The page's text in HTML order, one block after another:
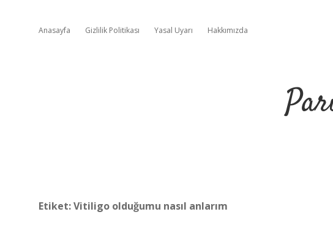
Anasayfa Gizlilik Politikası Yasal Uyarı Hakkımızda
Etiket:Vitiligo olduğumu nasıl anlarım